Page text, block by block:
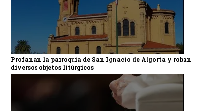
Profanan la parroquia de San Ignacio de Algorta y roban
diversos objetos litúrgicos